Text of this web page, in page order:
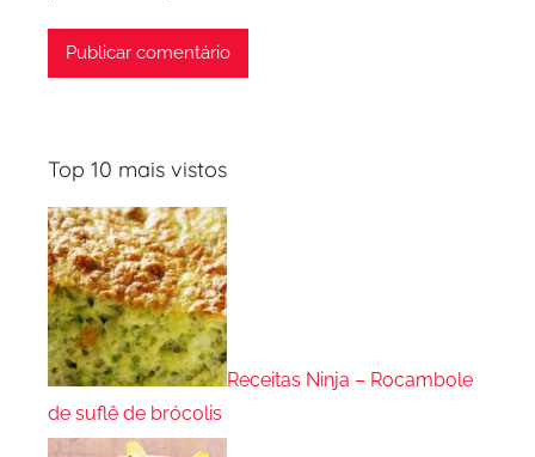
Top 10 mais vistos
Receitas Ninja – Rocambole
de suflê de brócolis